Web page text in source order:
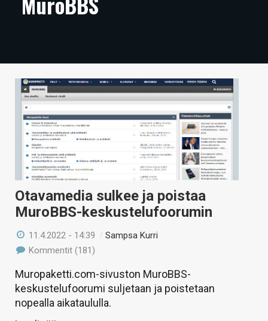
ARTIKKELIT
TECHBBS
TIETOA
HINTA.FI
KAUPPA
VAIHDA TEEMA
Otavamedia sulkee ja poistaa
MuroBBS-keskustelufoorumin
11.4.2022 - 14:39 /Sampsa Kurri
Kommentit (181)
Muropaketti.com-sivuston MuroBBS-
keskustelufoorumi suljetaan ja poistetaan
nopealla aikataululla.